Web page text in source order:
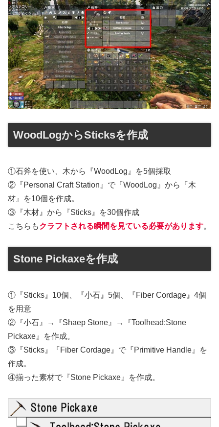
WoodLogからSticksを作成
①石斧を使い、木から『WoodLog』を5個採取
②『Personal Craft Station』で『WoodLog』から『木
材』を10個を作成。
③『木材』から『Sticks』を30個作成
こちらもクラフトされる瞬間を見ている必要があります。
Stone Pickaxeを作成
①『Sticks』10個、『小石』5個、『Fiber Cordage』4個
を用意
②『小石』→『Shaep Stone』→『Toolhead:Stone
Pickaxe』を作成。
③『Sticks』『Fiber Cordage』で『Primitive Handle』を
作成。
④揃った素材で『Stone Pickaxe』を作成。